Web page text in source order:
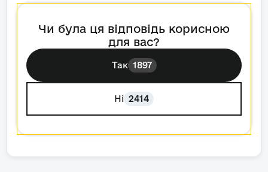
Чи була ця відповідь корисною
для вас?
Так 1897
Ні 2414